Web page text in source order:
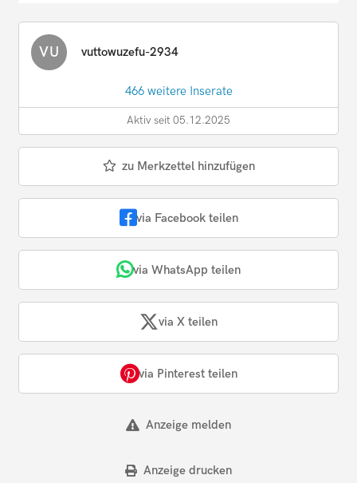
VU vuttowuzefu-2934
466 weitere Inserate
Aktiv seit 05.12.2025
zu Merkzettel hinzufügen
via Facebook teilen
via WhatsApp teilen
via X teilen
via Pinterest teilen
Anzeige melden
Anzeige drucken